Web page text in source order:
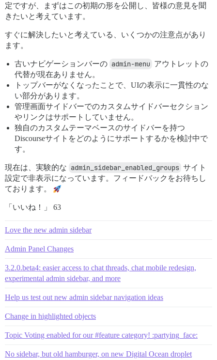
定ですが、まずはこの初期の形を公開し、皆様の意見を聞
きたいと考えています。
すぐに解決したいと考えている、いくつかの注意点があり
ます。
古いナビゲーションバーの admin-menu アウトレットの
代替が現在ありません。
トップバーがなくなったことで、UIの表示に一貫性のな
い部分があります。
管理画面サイドバーでのカスタムサイドバーセクション
やリンクはサポートしていません。
独自のカスタムテーマベースのサイドバーを持つ
Discourseサイトをどのようにサポートするかを検討中で
す。
現在は、実験的な admin_sidebar_enabled_groups サイト
設定で非表示になっています。フィードバックをお待ちし
ております。
「いいね！」 63
Love the new admin sidebar
Admin Panel Changes
3.2.0.beta4: easier access to chat threads, chat mobile redesign,
experimental admin sidebar, and more
Help us test out new admin sidebar navigation ideas
Change in highlighted objects
Topic Voting enabled for our #feature category! :partying_face:
No sidebar, but old hamburger, on new Digital Ocean droplet